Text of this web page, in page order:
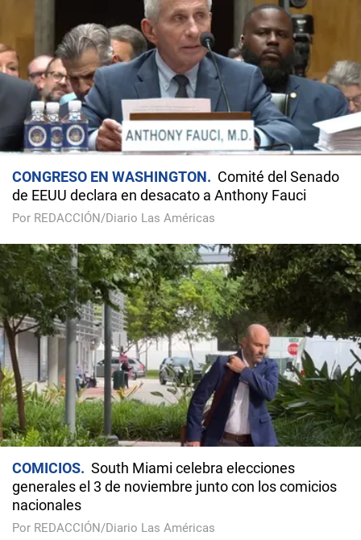
CONGRESO EN WASHINGTON
Comité del Senado
de EEUU declara en desacato a Anthony Fauci
Por REDACCIÓN/Diario Las Américas
COMICIOS
South Miami celebra elecciones
generales el 3 de noviembre junto con los comicios
nacionales
Por REDACCIÓN/Diario Las Américas